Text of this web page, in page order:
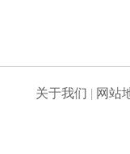
关于我们 | 网站